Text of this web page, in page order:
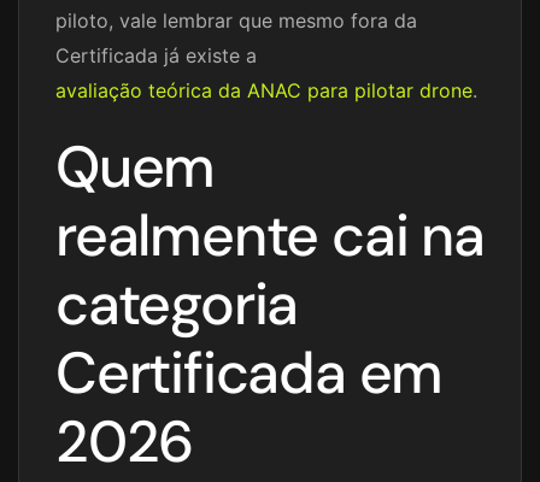
piloto, vale lembrar que mesmo fora da
Certificada já existe a
avaliação teórica da ANAC para pilotar drone.
Quem
realmente cai na
categoria
Certificada em
2026